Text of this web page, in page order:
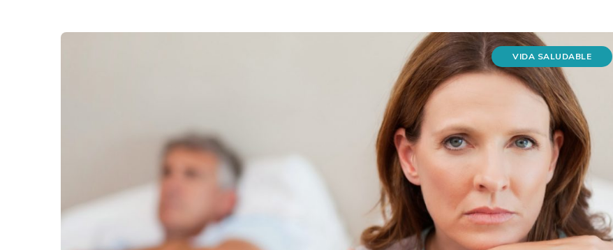
VIDA SALUDABLE